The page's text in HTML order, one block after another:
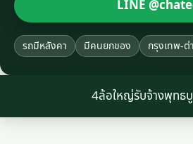
LINE
รถมีหลังคา มีคนยกของ กรุงเทพ-ต่
4ล้อใหญ่รับจ้างพุทธ